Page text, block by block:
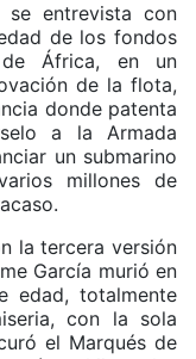
entrevista con
de los fondos
África, en un
de la flota,
donde patenta
a la Armada
un submarino
millones de
la tercera versión
García murió en
edad, totalmente
con la sola
el Marqués de